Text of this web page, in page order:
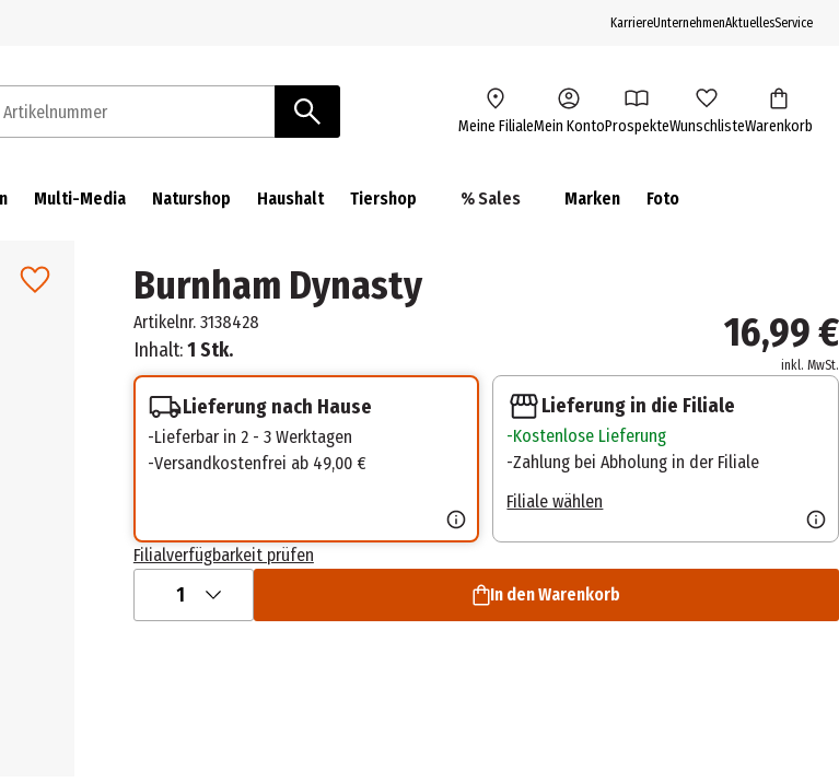
KarriereUnternehmenAktuellesService
Meine FilialeMein KontoProspekteWunschlisteWarenkorb
Multi-Media Naturshop Haushalt Tiershop % Sales Marken Foto
Burnham Dynasty
Artikelnr. 3138428
Inhalt:1 Stk. 16,99 €
inkl. MwSt.
Lieferung nach Hause
Lieferbar in 2 - 3 Werktagen
Versandkostenfrei ab 49,00 €
Lieferung in die Filiale
Kostenlose Lieferung
Zahlung bei Abholung in der Filiale
Filiale wählen
Filialverfügbarkeit prüfen
1 In den Warenkorb